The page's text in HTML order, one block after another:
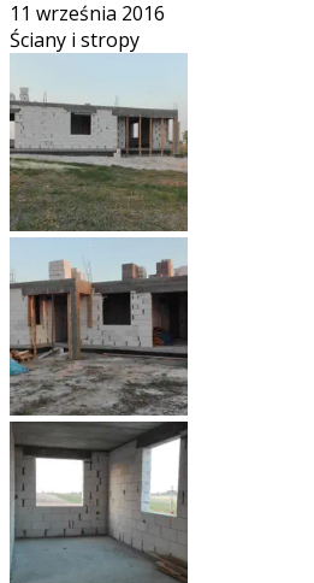
11 września 2016
Ściany i stropy